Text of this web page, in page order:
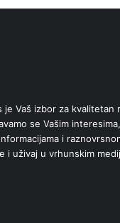
je Vaš izbor za
se Vašim
i
i uživaj u vrhunskim